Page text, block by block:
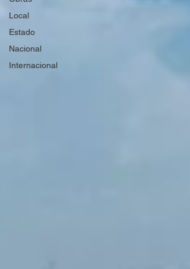
Local
Estado
Nacional
Internacional